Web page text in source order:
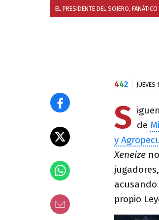
EL PRESIDENTE DEL SOJERO,
442 JUEVES
S de
y
Xeneize
propio